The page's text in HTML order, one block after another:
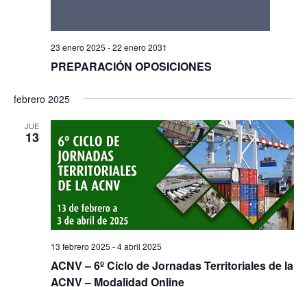
23 enero 2025 -22 enero 2031
PREPARACIÓN OPOSICIONES
febrero 2025
JUE
13
13 febrero 2025 -4 abril 2025
ACNV – 6º Ciclo de Jornadas Territoriales de la
ACNV – Modalidad Online